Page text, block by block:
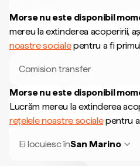
Morse nu este disponibil
mereu la extinderea acoperirii,
noastre socialepentru a fi
Comision transfer
Morse nu este disponibil
Lucrăm mereu la extinderea
rețelele noastre socialepentru a
Ei locuiesc înSan Marino